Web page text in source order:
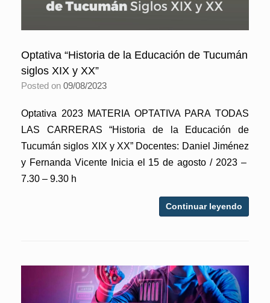
Optativa “Historia de la Educación de Tucumán
siglos XIX y XX”
Posted on 09/08/2023
Optativa 2023 MATERIA OPTATIVA PARA TODAS
LAS CARRERAS “Historia de la Educación de
Tucumán siglos XIX y XX” Docentes: Daniel Jiménez
y Fernanda Vicente Inicia el 15 de agosto / 2023 –
7.30 – 9.30 h
Continuar leyendo